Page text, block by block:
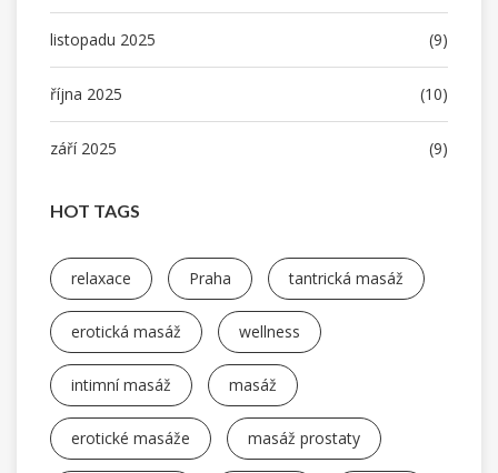
listopadu 2025 (9)
října 2025 (10)
září 2025 (9)
HOT TAGS
relaxace Praha tantrická masáž
erotická masáž wellness
intimní masáž masáž
erotické masáže masáž prostaty